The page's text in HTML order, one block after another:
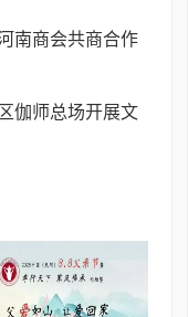
南商会共商合作
伽师总场开展文